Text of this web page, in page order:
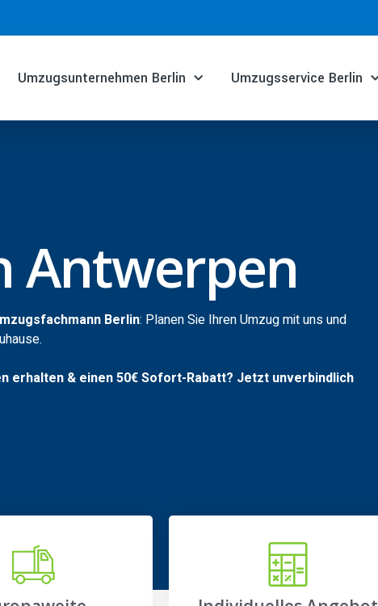
Umzugsunternehmen Berlin Umzugsservice Berlin
Antwerpen
Berlin: Planen Sie Ihren Umzug mit uns und
erhalten & einen50€Sofort-Rabatt? Jetzt unverbindlich